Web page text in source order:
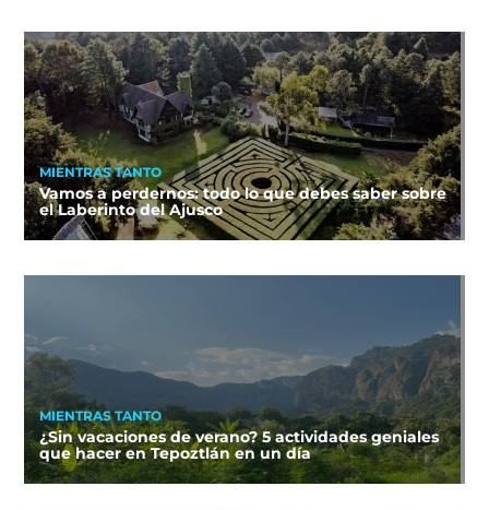
MIENTRAS TANTO
Vamos a perdernos: todo lo que debes saber sobre
el Laberinto del Ajusco
MIENTRAS TANTO
¿Sin vacaciones de verano? 5 actividades geniales
que hacer en Tepoztlán en un día